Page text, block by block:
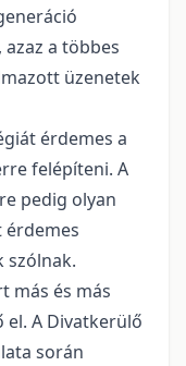
a többes
üzenetek
érdemes a
felépíteni. A
pedig olyan
érdemes
szólnak.
más és más
A Divatkerülő
során